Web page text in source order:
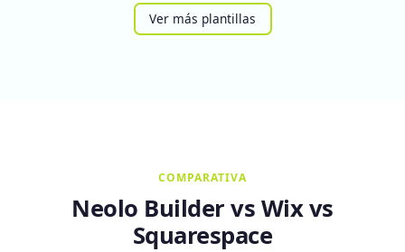
Ver más plantillas
COMPARATIVA
Neolo Builder vs Wix vs
Squarespace